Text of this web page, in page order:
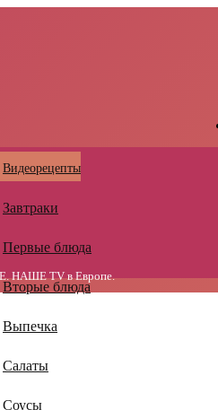
Видеорецепты
Завтраки
Первые блюда
Вторые блюда
Выпечка
Салаты
Соусы
НАШЕ TV в Европе.